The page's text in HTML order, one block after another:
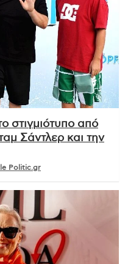
στιγμιότυπο από
Σάντλερ και την
Politic.gr